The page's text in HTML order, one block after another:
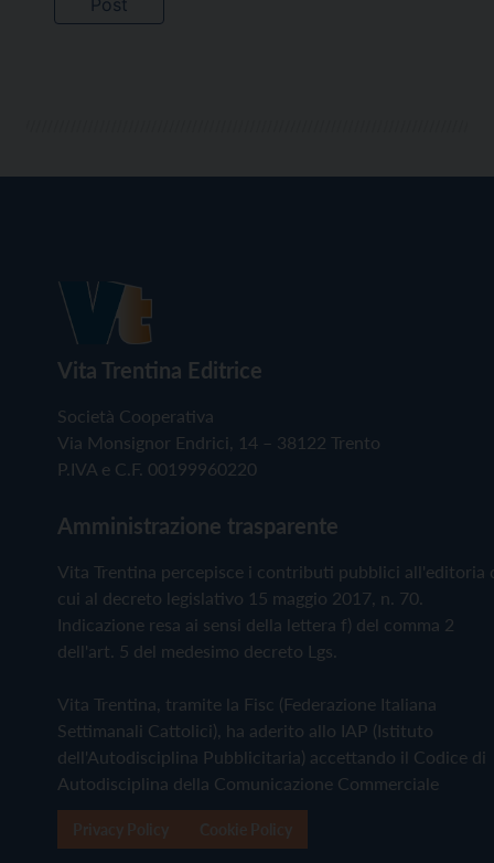
Vita Trentina Editrice
Società Cooperativa
Via Monsignor Endrici, 14 – 38122 Trento
P.IVA e C.F. 00199960220
Amministrazione trasparente
Vita Trentina percepisce i contributi pubblici all'editoria
cui al decreto legislativo 15 maggio 2017, n. 70.
Indicazione resa ai sensi della lettera f) del comma 2
dell'art. 5 del medesimo decreto Lgs.
Vita Trentina, tramite la Fisc (Federazione Italiana
Settimanali Cattolici), ha aderito allo IAP (Istituto
dell'Autodisciplina Pubblicitaria) accettando il Codice di
Autodisciplina della Comunicazione Commerciale